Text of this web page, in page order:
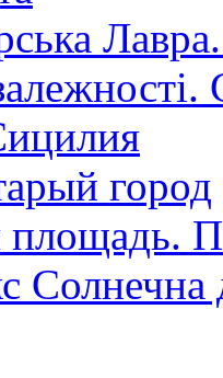
город
площадь.
Солнечна